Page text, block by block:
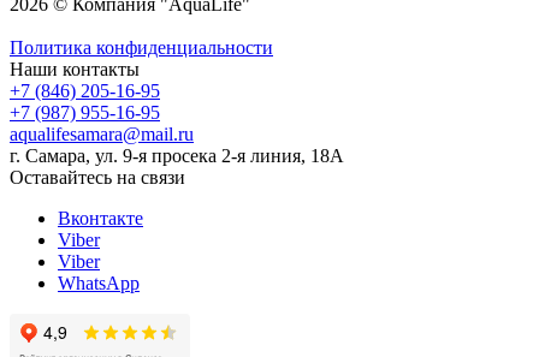
Политика конфиденциальности
Наши контакты
+7 (846) 205-16-95
+7 (987) 955-16-95
aqualifesamara@mail.ru
г. Самара, ул. 9-я просека 2-я линия, 18А
Оставайтесь на связи
Вконтакте
Viber
Viber
WhatsApp